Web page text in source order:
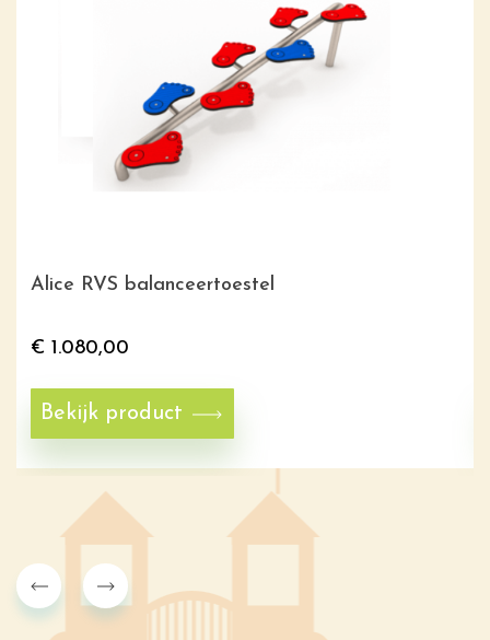
Alice RVS balanceertoestel
€ 1.080,00
Bekijk product